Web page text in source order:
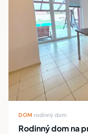
DOM rodinný dom
Rodinný dom na